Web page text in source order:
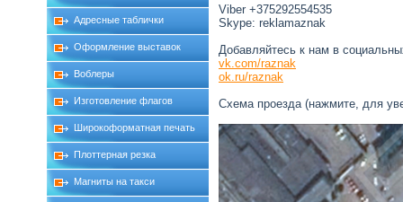
Адресные таблички
Оформление выставок
Воблеры
Изготовление флагов
Широкоформатная печать
Плоттерная резка
Магниты на такси
Viber +375292554535
Skype: reklamaznak
Добавляйтесь к нам в
vk.com/raznak
ok.ru/raznak
Схема проезда (нажмите, для